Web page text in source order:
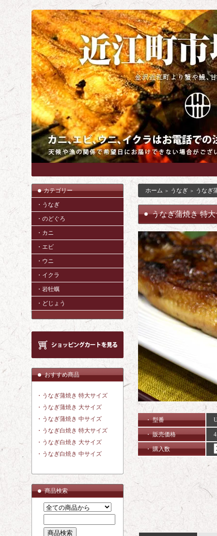
カテゴリー
・うなぎ
・のどぐろ
・カニ
・エビ
・ウニ
・イクラ
・岩牡蠣
・どじょう
おすすめ商品
・うなぎ蒲焼き 特大サイズ
・うなぎ蒲焼き 大サイズ
・うなぎ蒲焼き 中サイズ
・うなぎ白焼き 特大サイズ
・うなぎ白焼き 大サイズ
・うなぎ白焼き 中サイズ
商品検索
ホーム ＞ うなぎ ＞ うなぎ
うなぎ蒲焼き 特
・ 型番
・ 販売価格
・ 購入数